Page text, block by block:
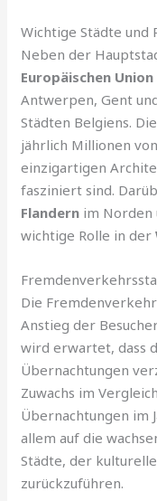
Wichtige Städte und
Neben der
Europäischen Union
Antwerpen, Gent
Städten Belgiens.
jährlich Millionen
einzigartigen
fasziniert sind.
Flandern im
wichtige Rolle in der
Die
Anstieg der
wird erwartet, dass
Übernachtungen
Zuwachs im
Übernachtungen im
allem auf die
Städte, der
zurückzuführen.